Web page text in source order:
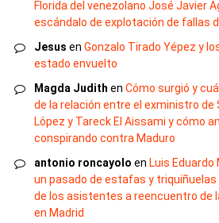
Florida del venezolano José Javier
escándalo de explotación de fallas
Jesus en Gonzalo Tirado Yépez y
estado envuelto
Magda Judith en Cómo surgió y
de la relación entre el exministro de
López y Tareck El Aissami y cómo
conspirando contra Maduro
antonio roncayolo en Luis
un pasado de estafas y triquiñuelas
de los asistentes a reencuentro de
en Madrid